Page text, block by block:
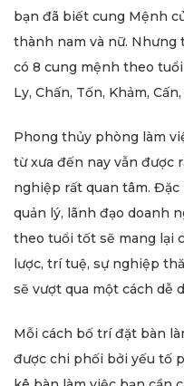
bạn đã biết cung Mệnh
thành nam và nữ. Nhưng
có 8 cung mệnh theo
Ly, Chấn, Tốn, Khảm,
Phong thủy phòng làm
từ xưa đến nay vẫn được
nghiệp rất quan tâm.
quản lý, lãnh đạo doanh
theo tuổi tốt sẽ mang lại
lược, trí tuệ, sự nghiệp
sẽ vượt qua một cách dễ
Mỗi cách bố trí đặt bàn
được chi phối bởi yếu tố